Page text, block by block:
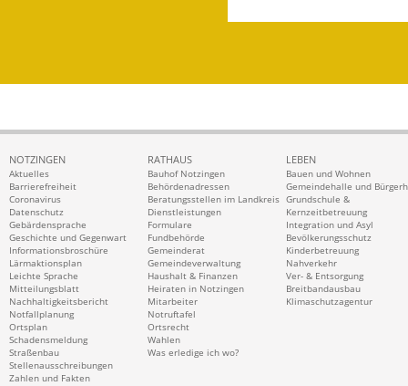
NOTZINGEN
Aktuelles
Barrierefreiheit
Coronavirus
Datenschutz
Gebärdensprache
Geschichte und Gegenwart
Informationsbroschüre
Lärmaktionsplan
Leichte Sprache
Mitteilungsblatt
Nachhaltigkeitsbericht
Notfallplanung
Ortsplan
Schadensmeldung
Straßenbau
Stellenausschreibungen
Zahlen und Fakten
RATHAUS
Bauhof Notzingen
Behördenadressen
Beratungsstellen im Landkreis
Dienstleistungen
Formulare
Fundbehörde
Gemeinderat
Gemeindeverwaltung
Haushalt & Finanzen
Heiraten in Notzingen
Mitarbeiter
Notruftafel
Ortsrecht
Wahlen
Was erledige ich wo?
LEBEN
Bauen und Wohnen
Gemeindehalle und
Grundschule &
Kernzeitbetreuung
Integration und Asyl
Bevölkerungsschutz
Kinderbetreuung
Nahverkehr
Ver- & Entsorgung
Breitbandausbau
Klimaschutzagentur